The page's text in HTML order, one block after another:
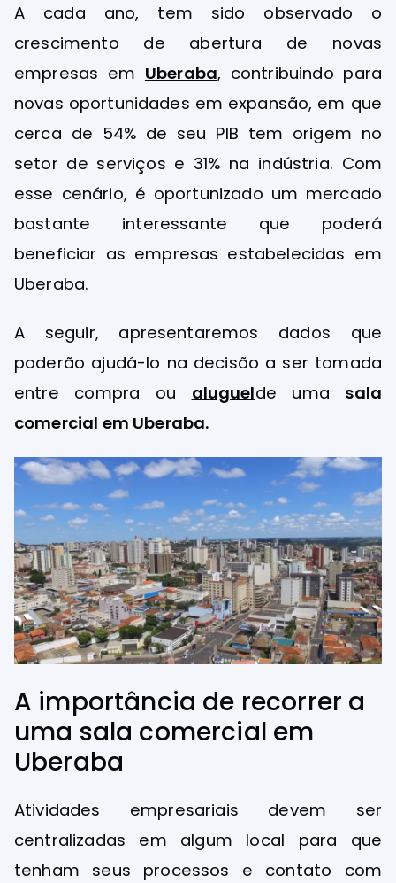
A cada ano, tem sido observado o
crescimento de abertura de novas
empresas em Uberaba, contribuindo para
novas oportunidades em expansão, em que
cerca de 54% de seu PIB tem origem no
setor de serviços e 31% na indústria. Com
esse cenário, é oportunizado um mercado
bastante interessante que poderá
beneficiar as empresas estabelecidas em
Uberaba.
A seguir, apresentaremos dados que
poderão ajudá-lo na decisão a ser tomada
entre compra ou aluguelde uma sala
comercial em Uberaba.
A importância de recorrer a
uma sala comercial em
Uberaba
Atividades empresariais devem ser
centralizadas em algum local para que
tenham seus processos e contato com